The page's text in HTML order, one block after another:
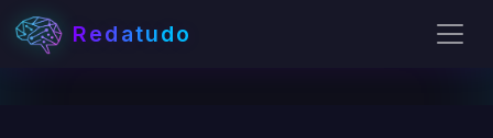
Redatudo